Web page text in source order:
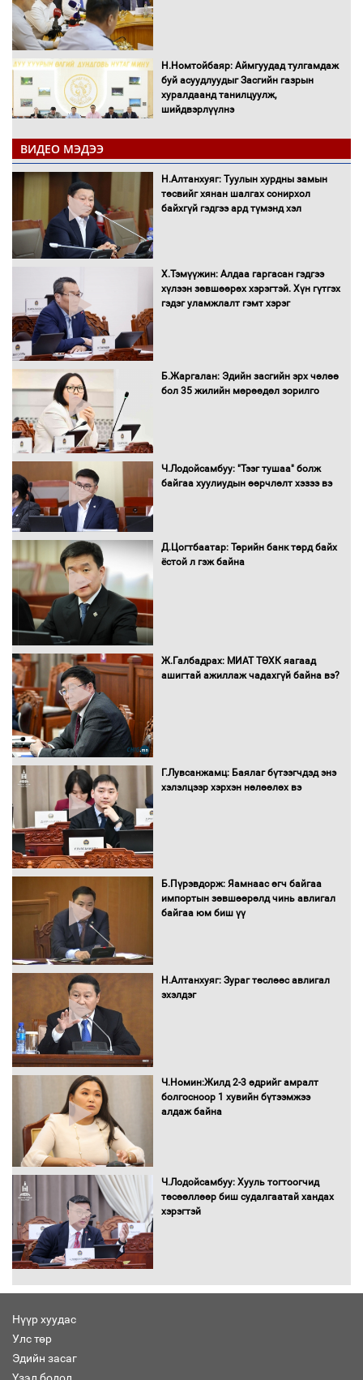
Н.Номтойбаяр: Аймгуудад тулгамдаж
буй асуудлуудыг Засгийн газрын
хуралдаанд танилцуулж,
шийдвэрлүүлнэ
эрэгтэйчүүдийн волейболын тэмцээнд
оролцож байгаа баг тамирчдад
амжилт хүслээ
Автобензин, дизель түлшний онцгой
албан татварыг тэглэлээ
Санхүүгийн хэмнэлтийн горимд эрүүл
мэндийн салбар хамаарахгүй
Нөөцийн махны худалдаа,
борлуулалтыг нээлттэй ил тод
Монгол Улс “COP17”-д “Тал хээрийн
16 төрлийн эмийг нэг эх үүсвэрээс
худалдан авах журмыг баталлаа
шилжиж, найр наадам, зөвлөгөөн,
гадаад томилолтыг хориглолоо
ВИДЕО МЭДЭЭ
Н.Алтанхуяг: Туулын хурдны замын
төсвийг хянан шалгах сонирхол
байхгүй гэдгээ ард түмэнд хэл
Х.Тэмүүжин: Алдаа гаргасан гэдгээ
хүлээн зөвшөөрөх хэрэгтэй. Хүн гүтгэх
гэдэг уламжлалт гэмт хэрэг
Б.Жаргалан: Эдийн засгийн эрх чөлөө
бол 35 жилийн мөрөөдөл зорилго
Ч.Лодойсамбуу: "Тээг тушаа" болж
байгаа хуулиудын өөрчлөлт хэзээ вэ
Д.Цогтбаатар: Төрийн банк төрд байх
ёстой л гэж байна
Ж.Галбадрах: МИАТ ТӨХК яагаад
ашигтай ажиллаж чадахгүй байна вэ?
Г.Лувсанжамц: Баялаг бүтээгчдэд энэ
хэлэлцээр хэрхэн нөлөөлөх вэ
Б.Пүрэвдорж: Яамнаас өгч байгаа
импортын зөвшөөрөлд чинь авлигал
байгаа юм биш үү
Н.Алтанхуяг: Зураг төслөөс авлигал
эхэлдэг
Ч.Номин:Жилд 2-3 өдрийг амралт
болгосноор 1 хувийн бүтээмжээ
алдаж байна
Ч.Лодойсамбуу: Хууль тогтоогчид
төсөөллөөр биш судалгаатай хандах
хэрэгтэй
Нүүр хуудас
Улс төр
Эдийн засаг